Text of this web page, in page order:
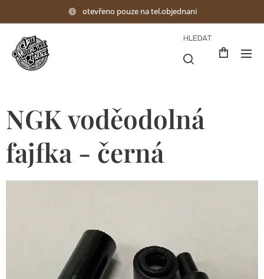
otevřeno pouze na tel.objednani
HLEDAT
NGK voděodolná
fajfka - černá